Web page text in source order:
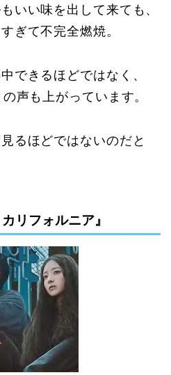
いい味を出して来ても、
ぎて不完全燃焼。
できるほどではなく、
声も上がっています。
るほどではないのだと
リフォルニア』